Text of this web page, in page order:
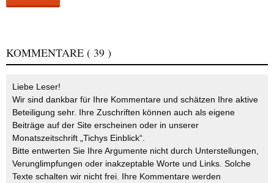
KOMMENTARE ( 39 )
Liebe Leser!
Wir sind dankbar für Ihre Kommentare und schätzen Ihre aktive
Beteiligung sehr. Ihre Zuschriften können auch als eigene
Beiträge auf der Site erscheinen oder in unserer
Monatszeitschrift „Tichys Einblick“.
Bitte entwerten Sie Ihre Argumente nicht durch Unterstellungen,
Verunglimpfungen oder inakzeptable Worte und Links. Solche
Texte schalten wir nicht frei. Ihre Kommentare werden